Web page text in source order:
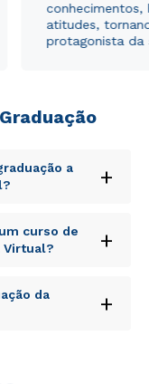
conhecimentos,
atitudes,
protagonista da
a
+
error sit
laudantium,
ab illo inventore
quia
sed quia
curso de
Virtual?
+
error sit
laudantium,
da
+